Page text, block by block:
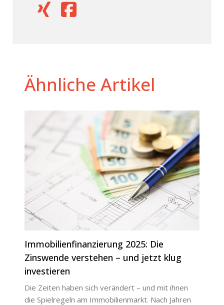
Ähnliche Artikel
Immobilienfinanzierung 2025: Die
Zinswende verstehen – und jetzt klug
investieren
Die Zeiten haben sich verändert – und mit ihnen
die Spielregeln am Immobilienmarkt. Nach Jahren